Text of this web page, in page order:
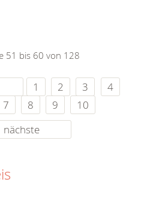
51 bis 60 von 128
1 2 3
4
7 8 9
10
nächste